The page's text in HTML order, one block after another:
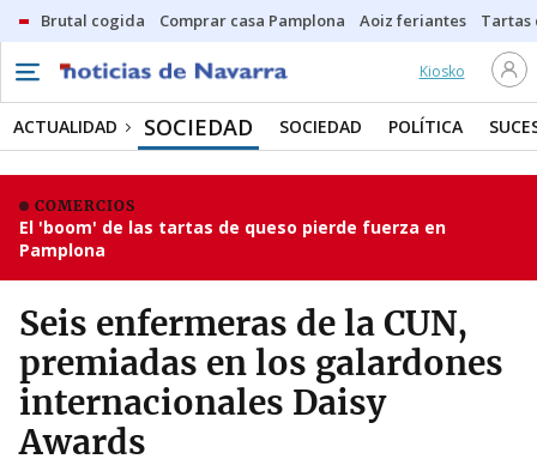
Brutal cogida Comprar casa Pamplona Aoiz feriantes Tartas
Kiosko
ACTUALIDAD SOCIEDAD SOCIEDAD POLÍTICA
COMERCIOS
El 'boom' de las tartas de queso pierde fuerza en
Pamplona
Seis enfermeras de la CUN,
premiadas en los galardones
internacionales Daisy
Awards